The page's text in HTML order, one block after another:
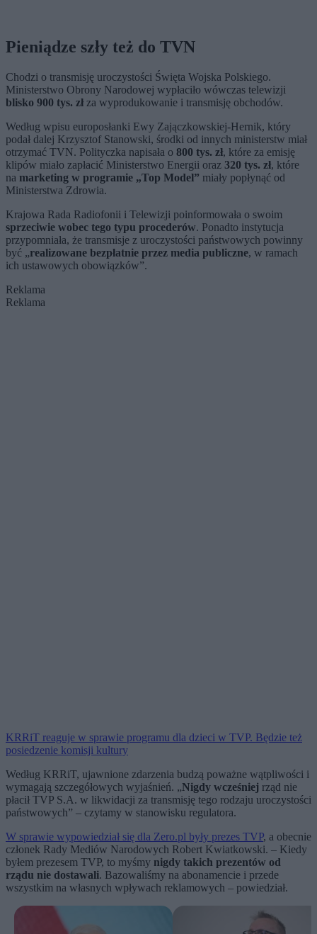
Pieniądze szły też do TVN
Chodzi o transmisję uroczystości Święta Wojska Polskiego.
Ministerstwo Obrony Narodowej wypłaciło wówczas telewizji
blisko 900 tys. zł za wyprodukowanie i transmisję obchodów.
Według wpisu europosłanki Ewy Zajączkowskiej-Hernik, który
podał dalej Krzysztof Stanowski, środki od innych ministerstw miał
otrzymać TVN. Polityczka napisała o 800 tys. zł, które za emisję
klipów miało zapłacić Ministerstwo Energii oraz 320 tys. zł, które
na marketing w programie „Top Model” miały popłynąć od
Ministerstwa Zdrowia.
Krajowa Rada Radiofonii i Telewizji poinformowała o swoim
sprzeciwie wobec tego typu procederów. Ponadto instytucja
przypomniała, że transmisje z uroczystości państwowych powinny
być „realizowane bezpłatnie przez media publiczne, w ramach
ich ustawowych obowiązków”.
Reklama
Reklama
KRRiT reaguje w sprawie programu dla dzieci w TVP. Będzie też
posiedzenie komisji kultury
Według KRRiT, ujawnione zdarzenia budzą poważne wątpliwości i
wymagają szczegółowych wyjaśnień. „Nigdy wcześniej rząd nie
płacił TVP S.A. w likwidacji za transmisję tego rodzaju uroczystości
państwowych” – czytamy w stanowisku regulatora.
W sprawie wypowiedział się dla Zero.pl były prezes TVP, a obecnie
członek Rady Mediów Narodowych Robert Kwiatkowski. – Kiedy
byłem prezesem TVP, to myśmy nigdy takich prezentów od
rządu nie dostawali. Bazowaliśmy na abonamencie i przede
wszystkim na własnych wpływach reklamowych – powiedział.